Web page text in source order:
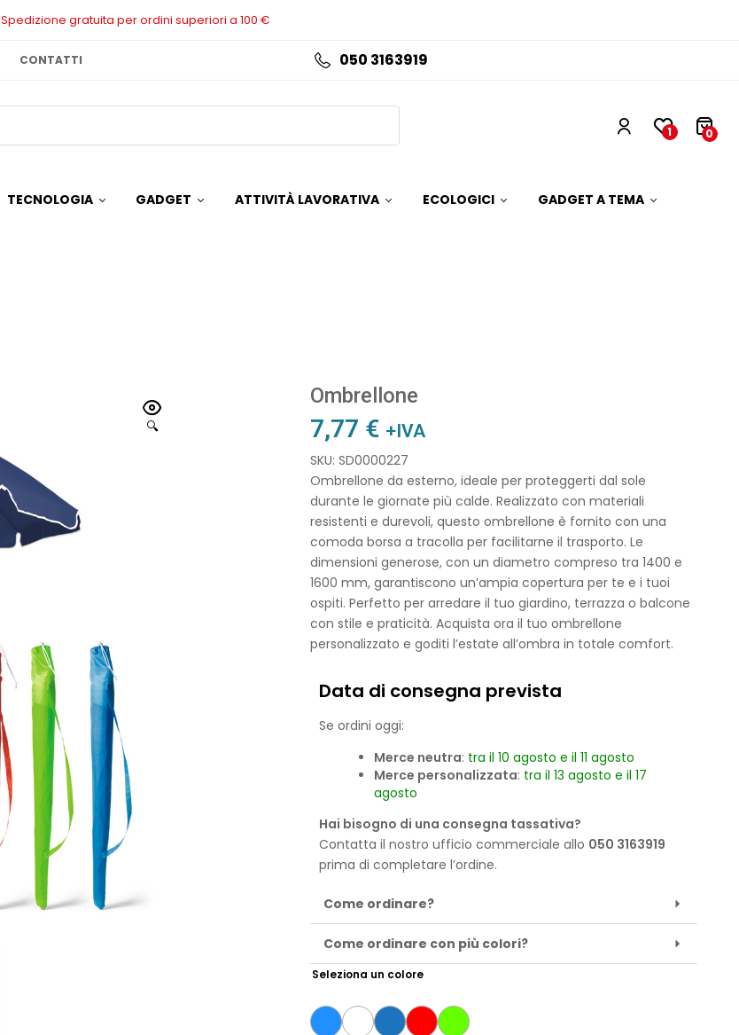
Spedizione gratuita per ordini superiori a 100 €
CONTATTI 050 3163919
1 0
TECNOLOGIA GADGET ATTIVITÀ LAVORATIVA ECOLOGICI GADGET A TEMA
🔍
Ombrellone
7,77 € +IVA
SKU: SD0000227
Ombrellone da esterno, ideale per proteggerti dal sole
durante le giornate più calde. Realizzato con materiali
resistenti e durevoli, questo ombrellone è fornito con una
comoda borsa a tracolla per facilitarne il trasporto. Le
dimensioni generose, con un diametro compreso tra 1400 e
1600 mm, garantiscono un’ampia copertura per te e i tuoi
ospiti. Perfetto per arredare il tuo giardino, terrazza o balcone
con stile e praticità. Acquista ora il tuo ombrellone
personalizzato e goditi l’estate all’ombra in totale comfort.
Data di consegna prevista
Se ordini oggi:
Merce neutra: tra il 10 agosto e il 11 agosto
Merce personalizzata: tra il 13 agosto e il 17
agosto
Hai bisogno di una consegna tassativa?
Contatta il nostro ufficio commerciale allo 050 3163919
prima di completare l’ordine.
Come ordinare?
Come ordinare con più colori?
Seleziona un colore